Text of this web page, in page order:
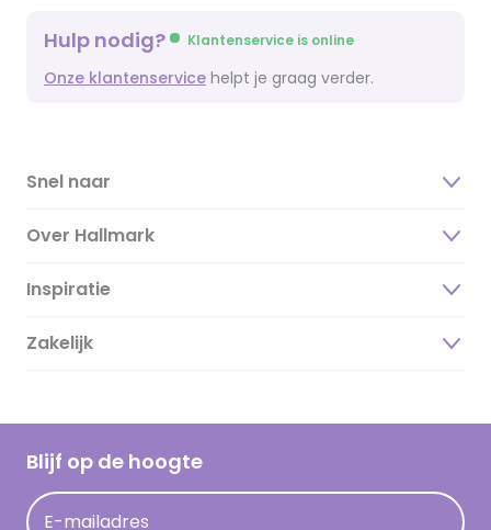
Hulp nodig? Klantenservice is online
Onze klantenservice helpt je graag verder.
Snel naar
Over Hallmark
Over ons
Duurzaamheid
Hallmark Kaartclub
Acties
Inspiratie
Magazine
Cadeau inspiratie
Kaartinspiratie
Zakelijk
Blijf op de hoogte
E-mailadres